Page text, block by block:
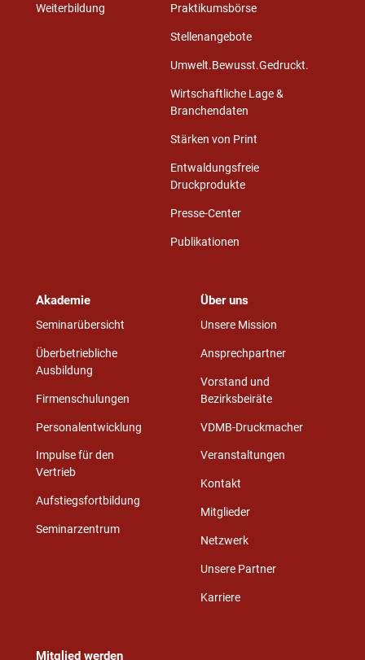
Weiterbildung
Praktikumsbörse
Stellenangebote
Umwelt.Bewusst.Gedruckt.
Wirtschaftliche Lage &
Branchendaten
Stärken von Print
Entwaldungsfreie
Druckprodukte
Presse-Center
Publikationen
Akademie
Seminarübersicht
Überbetriebliche
Ausbildung
Firmenschulungen
Personalentwicklung
Impulse für den
Vertrieb
Aufstiegsfortbildung
Seminarzentrum
Über uns
Unsere Mission
Ansprechpartner
Vorstand und
Bezirksbeiräte
VDMB-Druckmacher
Veranstaltungen
Kontakt
Mitglieder
Netzwerk
Unsere Partner
Karriere
Mitglied werden